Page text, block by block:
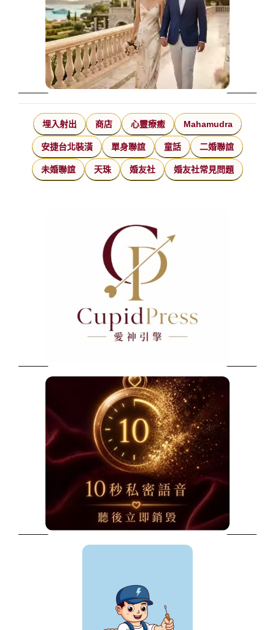
埋入射出 商店 心靈療癒 Mahamudra
安捷台北裝潢 單身聯誼 童話 二婚聯誼
未婚聯誼 天珠 婚友社 婚友社常見問題